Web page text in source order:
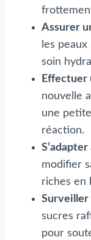
Assurer
les
soin
Effectuer
nouvelle
une
réaction.
modifier
riches en
Surveiller
sucres
pour